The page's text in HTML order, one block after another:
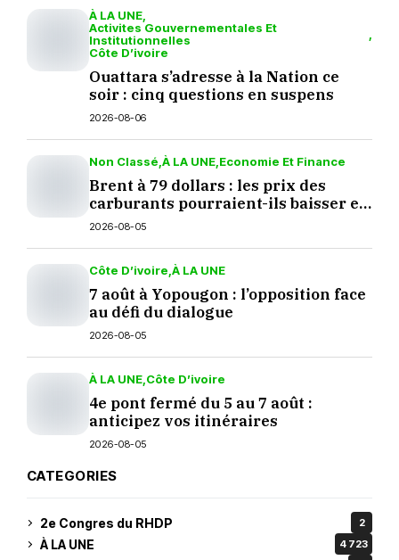
À LA UNE
Activites Gouvernementales Et
Institutionnelles
Côte D’ivoire
Ouattara s’adresse à la Nation ce
soir : cinq questions en suspens
2026-08-06
Non Classé À LA UNE Economie Et Finance
Brent à 79 dollars : les prix des
carburants pourraient-ils baisser en
septembre ?
2026-08-05
Côte D’ivoire À LA UNE
7 août à Yopougon : l’opposition face
au défi du dialogue
2026-08-05
À LA UNE Côte D’ivoire
4e pont fermé du 5 au 7 août :
anticipez vos itinéraires
2026-08-05
CATEGORIES
2e Congres du RHDP 2
À LA UNE 4 723